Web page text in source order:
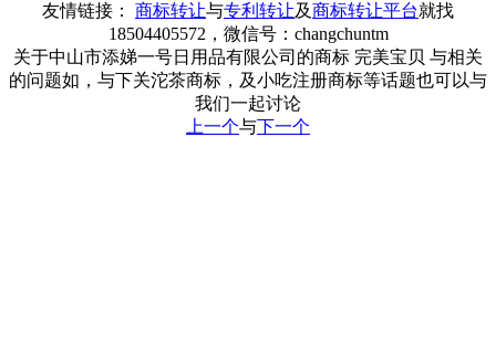
友情链接： 商标转让与专利转让及商标转让平台就找
18504405572，微信号：changchuntm
关于中山市添娣一号日用品有限公司的商标 完美宝贝 与相关
的问题如，与下关沱茶商标，及小吃注册商标等话题也可以与
我们一起讨论
上一个与下一个